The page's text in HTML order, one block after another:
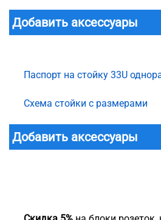
Добавить аксессуары
Паспорт на стойку 33U
Схема стойки с размерами
Добавить аксессуары